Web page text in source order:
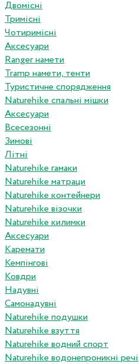
Двомісні
Тримісні
Чотиримісні
Аксесуари
Ranger намети
Tramp намети, тенти
Туристичне спорядження
Naturehike спальні мішки
Аксесуари
Всесезонні
Зимові
Літні
Naturehike гамаки
Naturehike матраци
Naturehike контейнери
Naturehike візочки
Naturehike килимки
Аксесуари
Каремати
Кемпінгові
Ковдри
Надувні
Самонадувні
Naturehike подушки
Naturehike взуття
Naturehike водний спорт
Naturehike водонепроникні речі